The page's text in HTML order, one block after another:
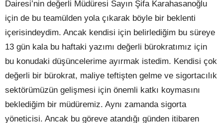
Dairesi’nin değerli Müdüresi Sayın Şifa Karahasanoğlu
için de bu teamülden yola çıkarak böyle bir beklenti
içerisindeydim. Ancak kendisi için belirlediğim bu süreye
13 gün kala bu haftaki yazımı değerli bürokratımız için
bu konudaki düşüncelerime ayırmak istedim. Kendisi çok
değerli bir bürokrat, maliye teftişten gelme ve sigortacılık
sektörümüzün gelişmesi için önemli katkı koymasını
beklediğim bir müdüremiz. Aynı zamanda sigorta
yöneticisi. Ancak bu göreve atandığı günden itibaren